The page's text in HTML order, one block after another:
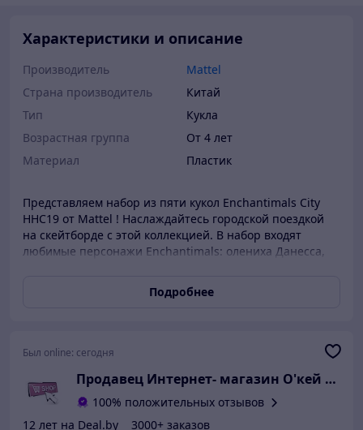
Характеристики и описание
Производитель
Mattel
Страна производитель
Китай
Тип
Кукла
Возрастная группа
От 4 лет
Материал
Пластик
Представляем набор из пяти кукол Enchantimals City
HHC19 от Mattel ! Наслаждайтесь городской поездкой
на скейтборде с этой коллекцией. В набор входят
любимые персонажи Enchantimals: олениха Данесса,
хомячок Харди, кролик Баши и корги Криция. Куклы
(ростом 15 см) готовы к городским приключениям на
которые идеально подходят для игр с переодеванием,
набор станет отличным подарком для детей от 4 лет и
старше. Соберите всю коллекцию друзей Enchantimals!
Подробнее
Был online: сегодня
Продавец Интернет- магазин O'кей
100% положительных отзывов
12 лет на Deal.by
3000+ заказов